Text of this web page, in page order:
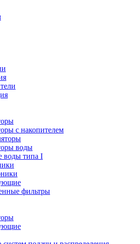
с накопителем
воды
воды типа I
фильтры